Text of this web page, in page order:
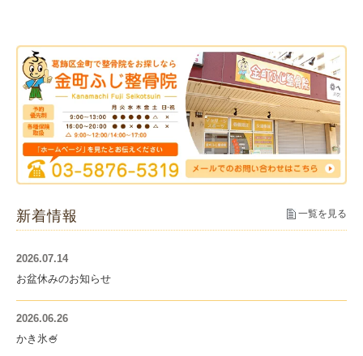
新着情報 一覧を見る
2026.07.14
お盆休みのお知らせ
2026.06.26
かき氷🍧